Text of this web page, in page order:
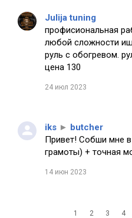
Julija tuning
профисиональная
любой сложности
руль с обогревом.
цена 130
24 июл 2023
iks ► butcher
Привет! Собши мне
грамоты) + точная
14 июн 2023
1 2 3 4